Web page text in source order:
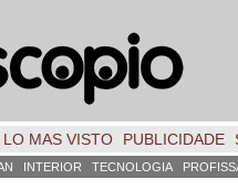
LO MAS VISTO PUBLICIDADE
INTERIOR TECNOLOGIA